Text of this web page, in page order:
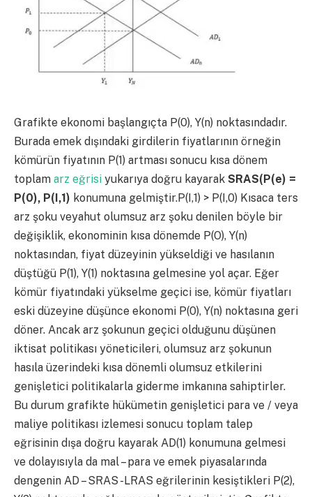
Grafikte ekonomi başlangıçta P(0), Y(n) noktasındadır.
Burada emek dışındaki girdilerin fiyatlarının örneğin
kömürün fiyatının P(1) artması sonucu kısa dönem
toplam arz eğrisi yukarıya doğru kayarak SRAS(P(e) =
P(0), P(I,1) konumuna gelmiştir.P(I,1) > P(I,0) Kısaca ters
arz şoku veyahut olumsuz arz şoku denilen böyle bir
değişiklik, ekonominin kısa dönemde P(O), Y(n)
noktasından, fiyat düzeyinin yükseldiği ve hasılanın
düştüğü P(1), Y(1) noktasına gelmesine yol açar. Eğer
kömür fiyatındaki yükselme geçici ise, kömür fiyatları
eski düzeyine düşünce ekonomi P(0), Y(n) noktasına geri
döner. Ancak arz şokunun geçici olduğunu düşünen
iktisat politikası yöneticileri, olumsuz arz şokunun
hasıla üzerindeki kısa dönemli olumsuz etkilerini
genişletici politikalarla giderme imkanına sahiptirler.
Bu durum grafikte hükümetin genişletici para ve / veya
maliye politikası izlemesi sonucu toplam talep
eğrisinin dışa doğru kayarak AD(1) konumuna gelmesi
ve dolayısıyla da mal – para ve emek piyasalarında
dengenin AD – SRAS -LRAS eğrilerinin kesiştikleri P(2),